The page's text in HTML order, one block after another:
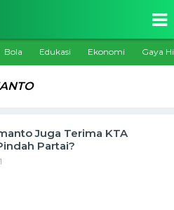
Bola Edukasi Ekonomi Gaya
Juga Terima KTA
Partai?